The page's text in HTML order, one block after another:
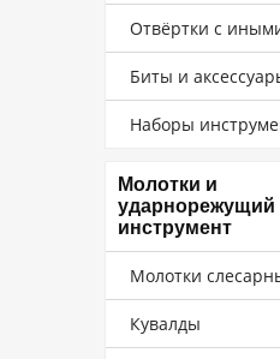
Отвёртки с
Биты и
Наборы
Молотки и
ударнорежущий
инструмент
Молотки
Кувалды